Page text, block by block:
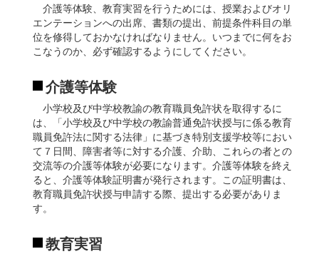
介護等体験、教育実習を行うためには、授業およびオリ
エンテーションへの出席、書類の提出、前提条件科目の単
位を修得しておかなければなりません。いつまでに何をお
こなうのか、必ず確認するようにしてください。
介護等体験
小学校及び中学校教諭の教育職員免許状を取得するに
は、「小学校及び中学校の教諭普通免許状授与に係る教育
職員免許法に関する法律」に基づき特別支援学校等におい
て７日間、障害者等に対する介護、介助、これらの者との
交流等の介護等体験が必要になります。介護等体験を終え
ると、介護等体験証明書が発行されます。この証明書は、
教育職員免許状授与申請する際、提出する必要がありま
す。
教育実習